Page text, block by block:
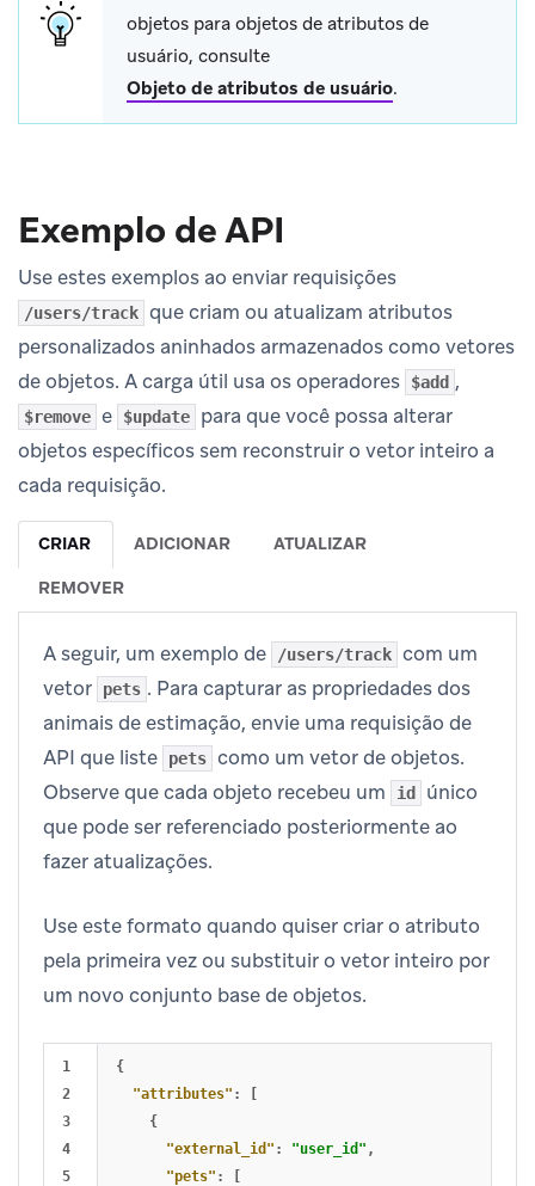
objetos para objetos de atributos de
usuário, consulte
Objeto de atributos de usuário.
Exemplo de API
Use estes exemplos ao enviar requisições
/users/track que criam ou atualizam atributos
personalizados aninhados armazenados como vetores
de objetos. A carga útil usa os operadores
$add ,
$remove e $update
para que você possa alterar
objetos específicos sem reconstruir o vetor inteiro a
cada requisição.
CRIAR ADICIONAR ATUALIZAR
REMOVER
A seguir, um exemplo de /users/track com um
vetor
pets . Para capturar as propriedades dos
animais de estimação, envie uma requisição de
API que liste
pets como um vetor de objetos.
Observe que cada objeto recebeu um
id
único
que pode ser referenciado posteriormente ao
fazer atualizações.
Use este formato quando quiser criar o atributo
pela primeira vez ou substituir o vetor inteiro por
um novo conjunto base de objetos.
1
2
3
4
5
{
"attributes" :
{
"external_id" : "user_id" ,
"pets" :